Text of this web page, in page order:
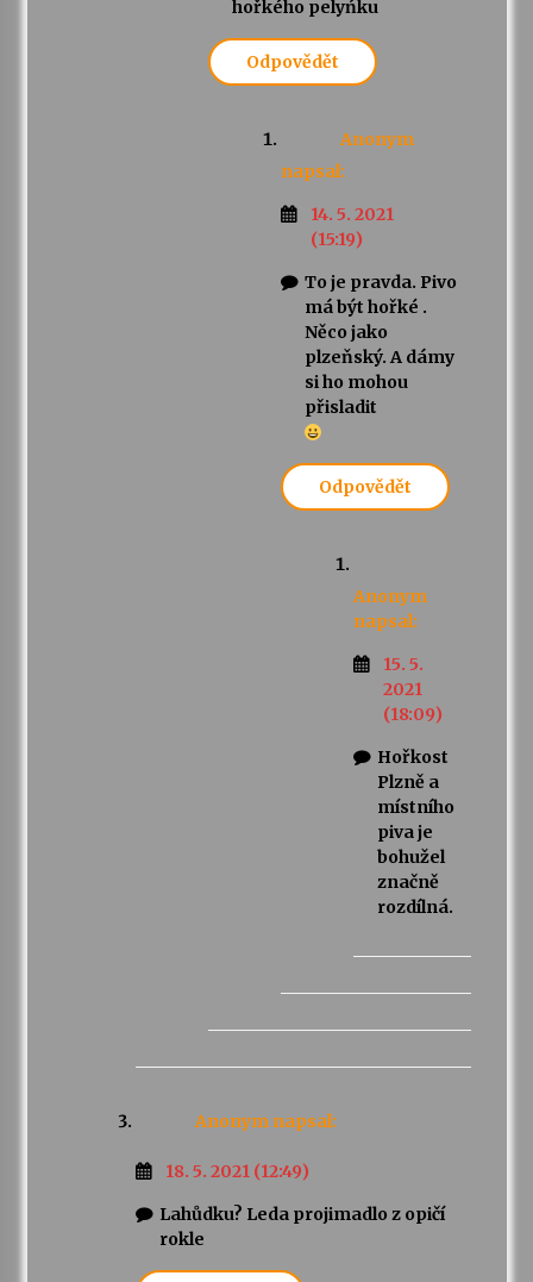
hořkého pelyńku
Odpovědět
Anonym
napsal:
14. 5. 2021
(15:19)
To je pravda. Pivo
má být hořké .
Něco jako
plzeňský. A dámy
si ho mohou
přisladit
Odpovědět
Anonym
napsal:
15. 5.
2021
(18:09)
Hořkost
Plzně a
místního
piva je
bohužel
značně
rozdílná.
Anonym napsal:
18. 5. 2021 (12:49)
Lahůdku? Leda projimadlo z opičí
rokle